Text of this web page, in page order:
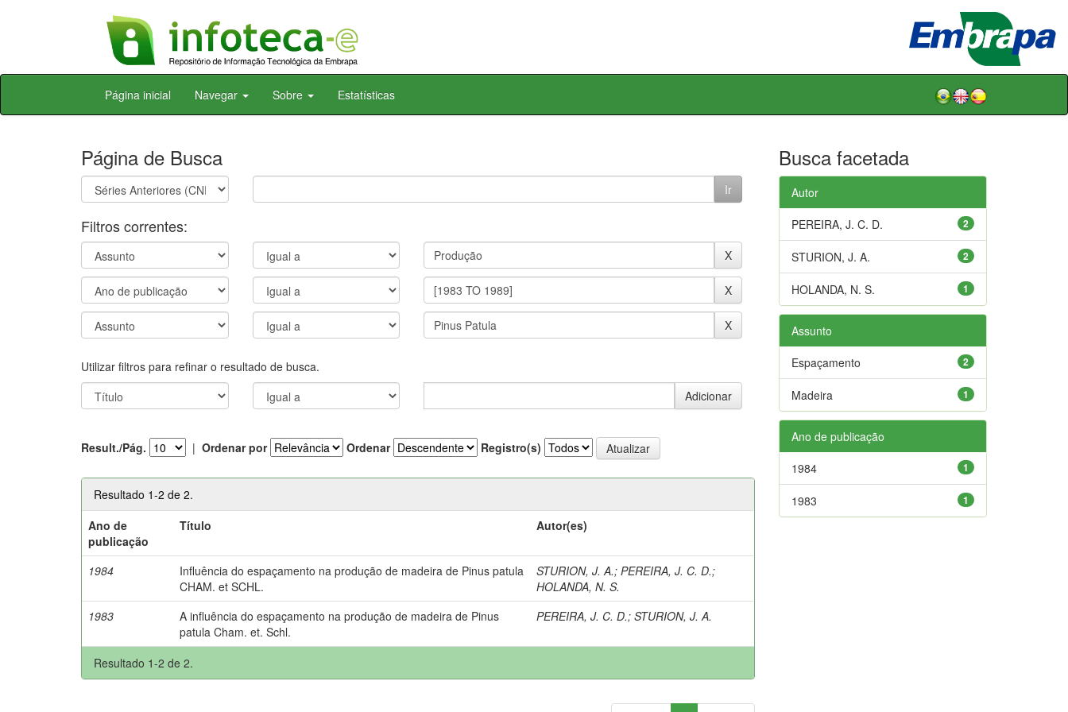
Skip
Página inicial Navegar Sobre Estatísticas
Página de Busca
Filtros correntes:
Utilizar filtros para refinar o resultado de busca.
Result./Pág. | Ordenar por Ordenar Registro(s)
Resultado 1-2 de 2.
Ano de
publicação
Título Autor(es)
1984
Influência do espaçamento na produção de madeira de Pinus patula
CHAM. et SCHL.
STURION, J. A.;PEREIRA, J. C. D.;
HOLANDA, N. S.
1983
A influência do espaçamento na produção de madeira de Pinus
patula Cham. et. Schl.
PEREIRA, J. C. D.;STURION, J. A.
Resultado 1-2 de 2.
Busca facetada
Autor
2
PEREIRA, J. C. D.
2
STURION, J. A.
1
HOLANDA, N. S.
Assunto
2
Espaçamento
1
Madeira
Ano de publicação
1
1984
1
1983